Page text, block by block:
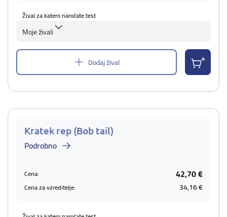
Žival za katero naročate test
Moje živali
Dodaj žival
Kratek rep (Bob tail)
Podrobno
Cena: 42,70 €
Cena za vzreditelje: 34,16 €